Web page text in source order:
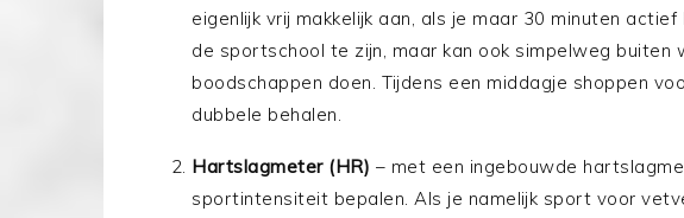
eigenlijk vrij makkelijk aan, als je maar 30 minuten
de sportschool te zijn, maar kan ook simpelweg buiten
boodschappen doen. Tijdens een middagje shoppen
dubbele behalen.
Hartslagmeter (HR) – met een ingebouwde
sportintensiteit bepalen. Als je namelijk sport voor